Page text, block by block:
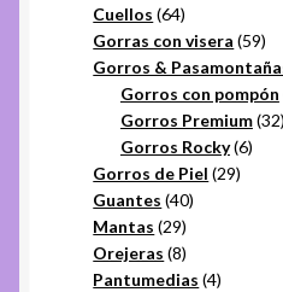
Cuellos 6464
productos
Gorras con visera 5959
Gorros &
Gorros con pompón
Gorros Premium 32
Gorros Rocky 66
Gorros de Piel 2929
Guantes 4040
Mantas 2929
productos
Orejeras 88
productos
Pantumedias 44